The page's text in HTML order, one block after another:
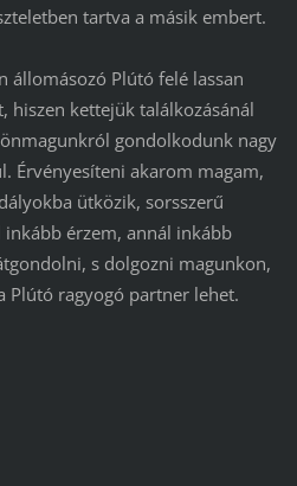
tartva a másik embert.
állomásozó Plútó felé lassan
hiszen kettejük találkozásánál
gondolkodunk nagy
Érvényesíteni akarom magam,
ütközik, sorsszerű
inkább érzem, annál inkább
s dolgozni magunkon,
Plútó ragyogó partner lehet.